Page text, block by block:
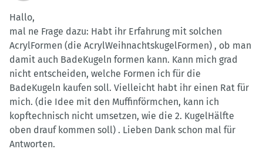
Hallo,
mal ne Frage dazu: Habt ihr Erfahrung mit solchen
AcrylFormen (die AcrylWeihnachtskugelFormen) , ob man
damit auch BadeKugeln formen kann. Kann mich grad
nicht entscheiden, welche Formen ich für die
BadeKugeln kaufen soll. Vielleicht habt ihr einen Rat für
mich. (die Idee mit den Muffinförmchen, kann ich
kopftechnisch nicht umsetzen, wie die 2. KugelHälfte
oben drauf kommen soll) . Lieben Dank schon mal für
Antworten.